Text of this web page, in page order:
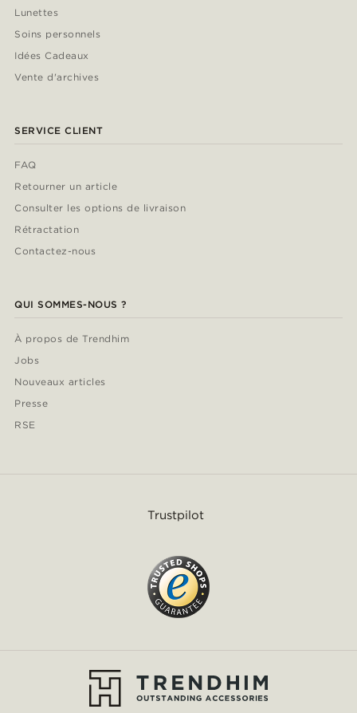
Lunettes
Soins personnels
Idées Cadeaux
Vente d'archives
SERVICE CLIENT
FAQ
Retourner un article
Consulter les options de livraison
Rétractation
Contactez-nous
QUI SOMMES-NOUS ?
À propos de Trendhim
Jobs
Nouveaux articles
Presse
RSE
Trustpilot